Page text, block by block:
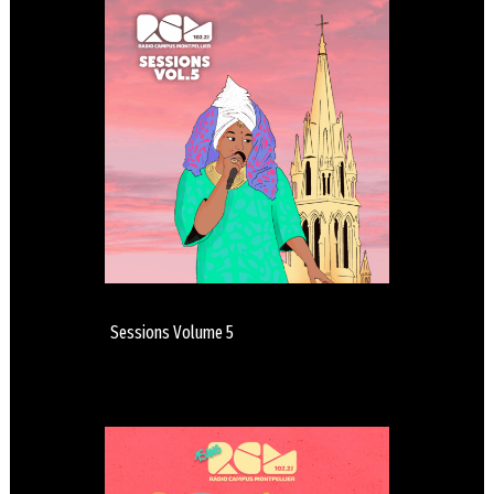
Sessions Volume 5